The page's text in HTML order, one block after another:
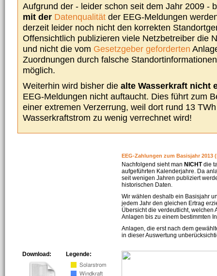
Aufgrund der - leider schon seit dem Jahr 2009 -
mit der Datenqualität der EEG-Meldungen
derzeit leider noch nicht den korrekten
Offensichtlich publizieren viele Netzbetreiber die
und nicht die vom Gesetzgeber geforderten
Zuordnungen durch falsche
möglich.
Weiterhin wird bisher die alte Wasserkraft nicht
EEG-Meldungen nicht auftaucht. Dies führt zum
einer extremen Verzerrung, weil dort rund 13
Wasserkraftstrom zu wenig verrechnet wird!
EEG-Zahlungen zum Basisjahr 2013
Nachfolgend sieht man NICHTdie
aufgeführten Kalenderjahre. Da
seit wenigen Jahren publiziert
historischen Daten.
Wir wählen deshalb ein Basisjahr
jedem Jahr den gleichen Ertrag
Übersicht die verdeutlicht, welchen
Anlagen bis zu einem bestimmten
Anlagen, die erst nach dem
in dieser Auswertung
Legende:
Download: